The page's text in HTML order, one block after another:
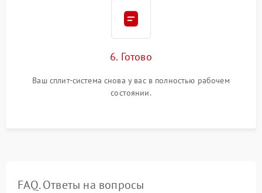
6. Готово
Ваш сплит-система снова у вас в полностью рабочем
состоянии.
FAQ. Ответы на вопросы